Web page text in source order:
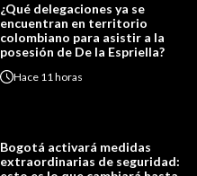
¿Qué delegaciones ya se
encuentran en territorio
colombiano para asistir a la
posesión de De la Espriella?
Hace 11 horas
Bogotá activará medidas
extraordinarias de seguridad: